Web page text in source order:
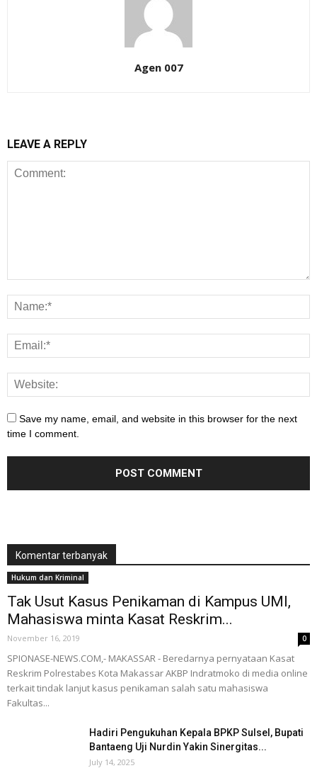
Agen 007
LEAVE A REPLY
Save my name, email, and website in this browser for the next
time I comment.
Komentar terbanyak
Hukum dan Kriminal
Tak Usut Kasus Penikaman di Kampus UMI,
Mahasiswa minta Kasat Reskrim...
November 16, 2019 0
SPIONASE-NEWS.COM,- MAKASSAR - Beredarnya pernyataan Kasat
Reskrim Polrestabes Kota Makassar AKBP Indratmoko di media online
terkait tindak lanjut kasus penikaman salah satu mahasiswa
Fakultas...
Hadiri Pengukuhan Kepala BPKP Sulsel, Bupati
Bantaeng Uji Nurdin Yakin Sinergitas...
July 14, 2025